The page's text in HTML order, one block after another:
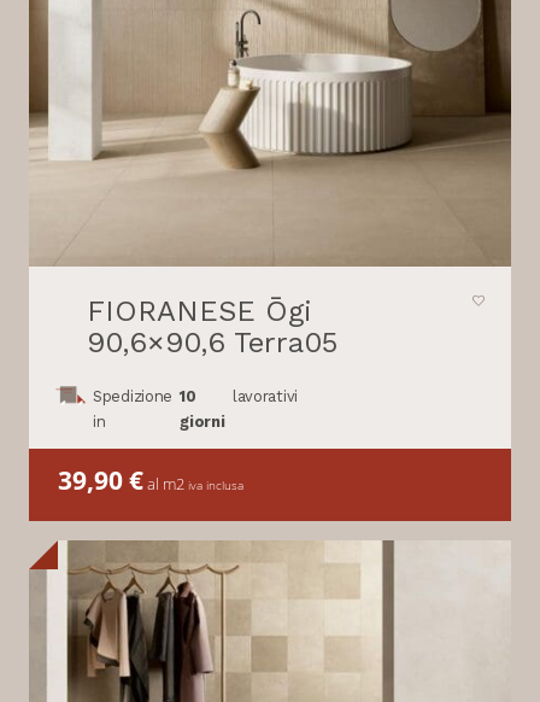
FIORANESE Ōgi
90,6×90,6 Terra05
Spedizione
in
10
giorni
lavorativi
39,90€al m2 iva inclusa